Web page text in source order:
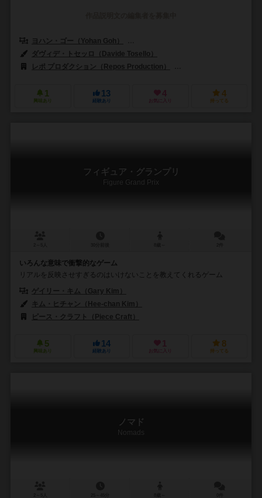
ヨハン・ゴー（Yohan Goh）
ダヴィデ・トセッロ（Davide Tosello）
レポ プロダクション（Repos Production）
1
興味あり
13
経験あり
4
お気に入り
4
持ってる
フィギュア・グランプリ
Figure Grand Prix
いろんな意味で衝撃的なゲーム
リアルを反映させすぎるのはいけないことを教えてくれるゲーム
ゲイリー・キム（Gary Kim）
キム・ヒチャン（Hee-chan Kim）
ピース・クラフト（Piece Craft）
5
興味あり
14
経験あり
1
お気に入り
8
持ってる
ノマド
Nomads